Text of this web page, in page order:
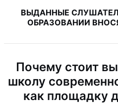
ВЫДАННЫЕ
ОБРАЗОВАНИИ
Почему стоит
школу
как площадку